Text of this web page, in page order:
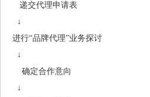
递交代理申请表
↓
进行“品牌代理”业务探讨
↓
确定合作意向
↓